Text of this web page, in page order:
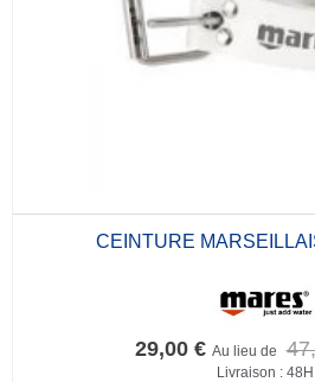
CEINTURE
29,00 € Au lieu de
Livraison : 48H